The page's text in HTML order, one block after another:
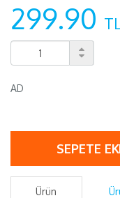
299.90
AD
SEPETE
Ürün